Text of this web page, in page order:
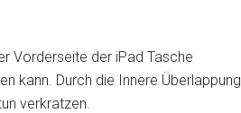
Vorderseite der iPad Tasche
kann. Durch die Innere Überlappung
verkratzen.